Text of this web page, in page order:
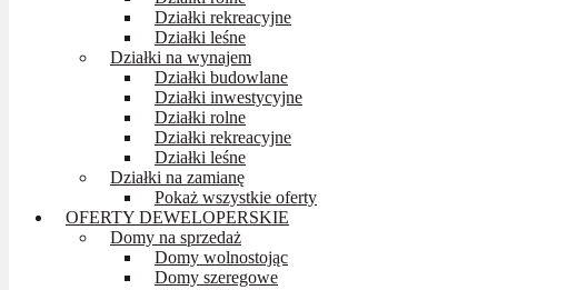
Działki rekreacyjne
Działki leśne
Działki na wynajem
Działki budowlane
Działki inwestycyjne
Działki rolne
Działki rekreacyjne
Działki leśne
Działki na zamianę
Pokaż wszystkie oferty
OFERTY DEWELOPERSKIE
Domy na sprzedaż
Domy wolnostojąc
Domy szeregowe